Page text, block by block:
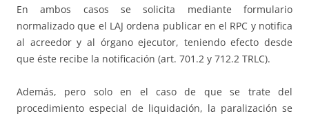
En ambos casos se solicita mediante formulario
normalizado que el LAJ ordena publicar en el RPC y notifica
al acreedor y al órgano ejecutor, teniendo efecto desde
que éste recibe la notificación (art. 701.2 y 712.2 TRLC).
Además, pero solo en el caso de que se trate del
procedimiento especial de liquidación, la paralización se